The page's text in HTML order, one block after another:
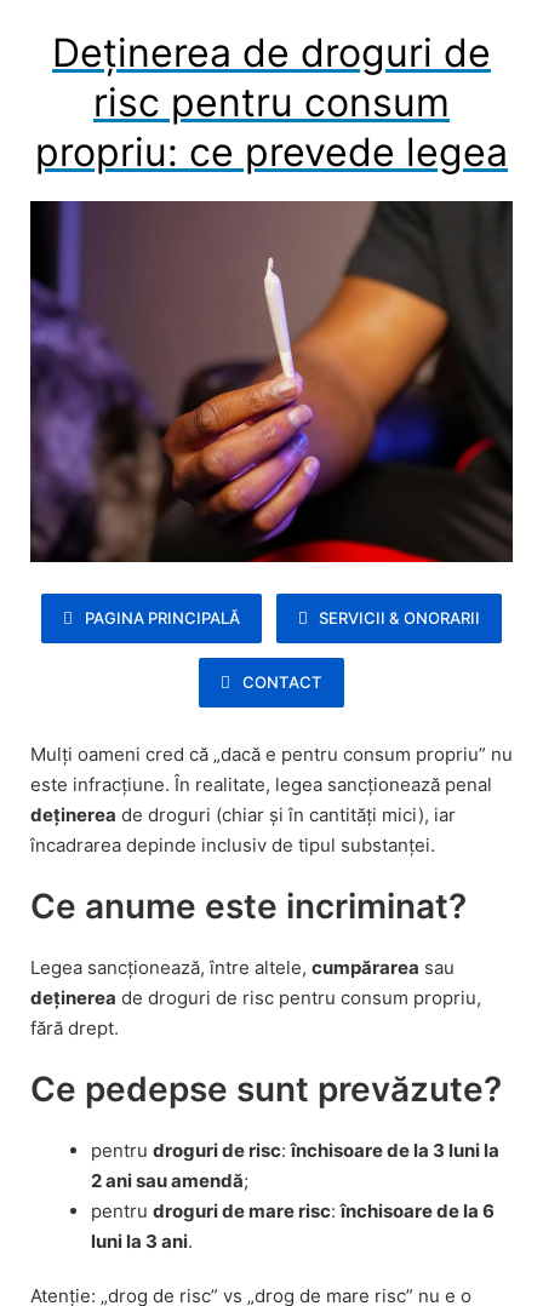
Deținerea de droguri de
risc pentru consum
propriu: ce prevede legea
PAGINA PRINCIPALĂ SERVICII & ONORARII
CONTACT
Mulți oameni cred că „dacă e pentru consum propriu” nu
este infracțiune. În realitate, legea sancționează penal
deținerea de droguri (chiar și în cantități mici), iar
încadrarea depinde inclusiv de tipul substanței.
Ce anume este incriminat?
Legea sancționează, între altele, cumpărarea sau
deținerea de droguri de risc pentru consum propriu,
fără drept.
Ce pedepse sunt prevăzute?
pentru droguri de risc:închisoare de la 3 luni la
2 ani sau amendă;
pentru droguri de mare risc:închisoare de la 6
luni la 3 ani.
Atenție: „drog de risc” vs „drog de mare risc” nu e o